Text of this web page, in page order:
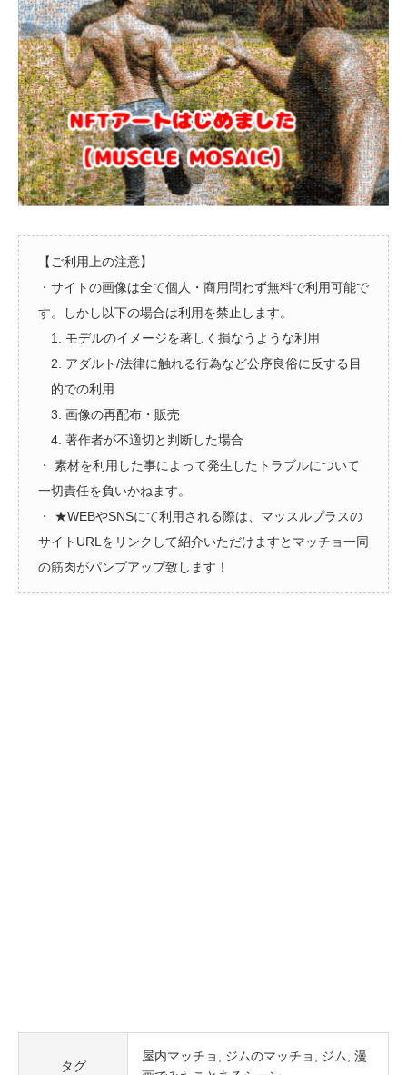
【ご利用上の注意】
・サイトの画像は全て個人・商用問わず無料で利用可能で
す。しかし以下の場合は利用を禁止します。
1. モデルのイメージを著しく損なうような利用
2. アダルト/法律に触れる行為など公序良俗に反する目
的での利用
3. 画像の再配布・販売
4. 著作者が不適切と判断した場合
・ 素材を利用した事によって発生したトラブルについて
一切責任を負いかねます。
・ ★WEBやSNSにて利用される際は、マッスルプラスの
サイトURLをリンクして紹介いただけますとマッチョ一同
の筋肉がパンプアップ致します！
タグ
屋内マッチョ ジムのマッチョ ジム
漫